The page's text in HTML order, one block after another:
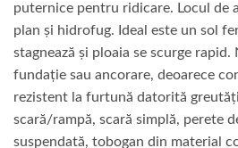
puternice pentru ridicare. Locul de
plan și hidrofug. Ideal este un sol
stagnează și ploaia se scurge rapid.
fundație sau ancorare, deoarece
rezistent la furtună datorită
scară/rampă, scară simplă, perete
suspendată, tobogan din material